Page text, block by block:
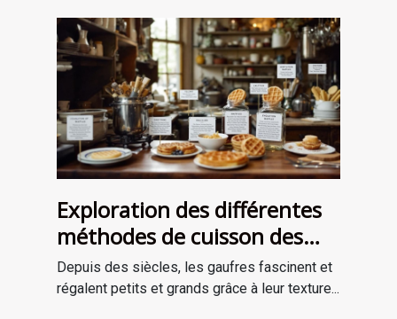
Exploration des différentes
méthodes de cuisson des
gaufres à travers les âges
Depuis des siècles, les gaufres fascinent et
régalent petits et grands grâce à leur texture...